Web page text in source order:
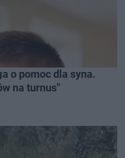
o pomoc dla syna.
na turnus"